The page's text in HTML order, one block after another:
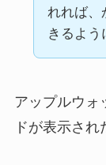
れれば、
きるよう
アップルウォ
ドが表示され